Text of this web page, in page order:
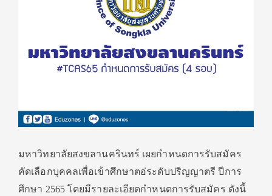
มหาวิทยาลัยสงขลานครินทร์ เผยกำหนดการรับสมัคร
คัดเลือกบุคคลเพื่อเข้าศึกษาตอ่ระดับปริญญาตรี ปีการ
ศึกษา 2565 โดยมีรายละเอียดกำหนดการรับสมัคร ดังนี้